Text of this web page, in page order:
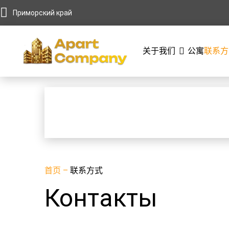
Приморский край
关于我们 公寓联系
首页 – 联系方式
Контакты